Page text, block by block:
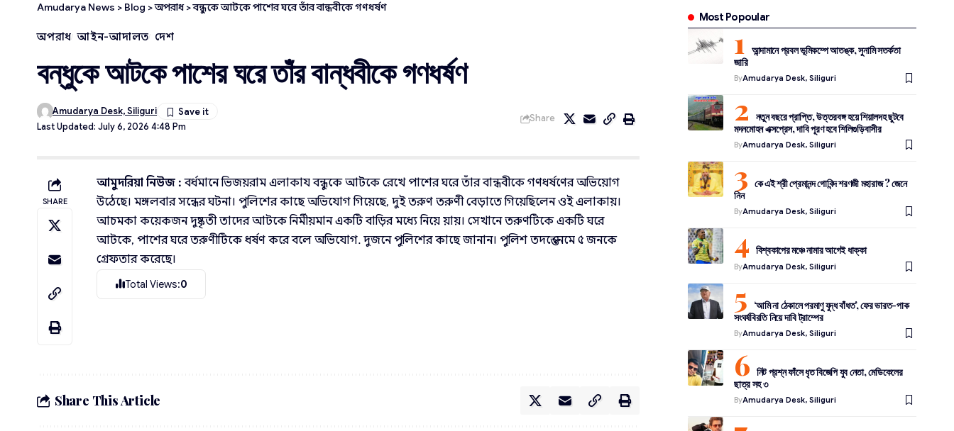
Amudarya News > Blog >অপরাধ>বন্ধুকে আটকে পাশের ঘরে তাঁর বান্ধবীকে গণধর্ষণ
অপরাধ আইন-আদালত দেশ
বন্ধুকে আটকে পাশের ঘরে তাঁর বান্ধবীকে গণধর্ষণ
Last Updated: July 6, 2026 4:48 Pm
Amudarya Desk, Siliguri
Share
SHARE
আমুদরিয়া নিউজ : বর্ধমানে ভিজয়রাম এলাকায বন্ধুকে আটকে রেখে পাশের ঘরে তাঁর বান্ধবীকে গণধর্ষণের অভিয়োগ
উঠেছে। মঙ্গলবার সন্ধের ঘটনা। পুলিশের কাছে অভিযোগ গিয়েছে, দুই তরুণ তরুণী বেড়াতে গিয়েছিলেন ওই এলাকায়।
আচমকা কয়েকজন দুষ্কৃতী তাদের আটকে নির্মীয়মান একটি বাড়ির মধ্যে নিয়ে য়ায়। সেখানে তরুণটিকে একটি ঘরে
আটকে, পাশের ঘরে তরুণীটিকে ধর্ষণ করে বলে অভিযোগ. দুজনে পুলিশের কাছে জানান। পুলিশ তদন্তে নেমে ৫ জনকে
গ্রেফতার করেছে।
Total Views:0
Share This Article
Most Popoular
আন্দামানে প্রবল ভূমিকম্পে আতঙ্ক, সুনামি সতর্কতা
জারি
ByAmudarya Desk, Siliguri
নতুন বছরে প্রাপ্তি, উত্তরবঙ্গ হয়ে শিয়ালদহ ছুটবে
মদনমোহন এক্সপ্রেস, দাবি পূরণ হবে শিলিগুড়িবাসীর
ByAmudarya Desk, Siliguri
কে এই শ্রী প্রেমানন্দ গোবিন্দ শরণজী মহারাজ ? জেনে
নিন
ByAmudarya Desk, Siliguri
বিশ্বকাপের মঞ্চে নামার আগেই ধাক্কা
ByAmudarya Desk, Siliguri
‘আমি না ঠেকালে পরমাণু যুদ্ধ বাঁধত’, ফের ভারত-পাক
সংঘর্ষবিরতি নিয়ে দাবি ট্রাম্পের
ByAmudarya Desk, Siliguri
নিট প্রশ্ন ফাঁসে ধৃত বিজেপি যুব নেতা, মেডিকেলের
ছাত্র সহ ৩
ByAmudarya Desk, Siliguri